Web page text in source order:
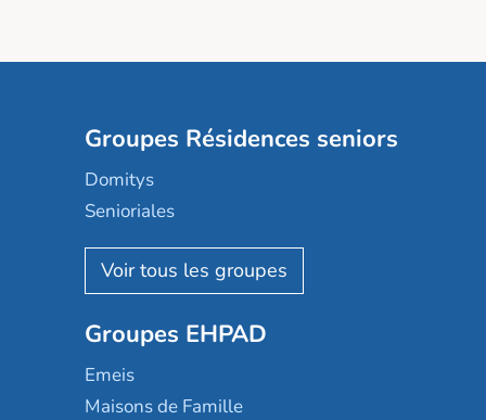
Groupes Résidences seniors
Domitys
Senioriales
Nohée
Les Résidentiels
Mobicap
Domusvi
Happy Senior
Groupes EHPAD
Emeis
Maisons de Famille